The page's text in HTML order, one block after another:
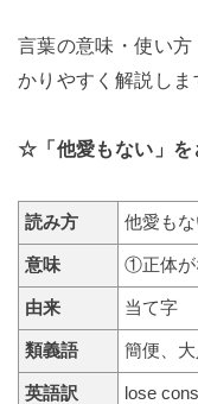
言葉の意味・使い
かりやすく解説しま
☆「他愛もない」
読み方 他愛も
意味 ①正体が
由来 当て字
類義語 簡便、
英語訳 lose